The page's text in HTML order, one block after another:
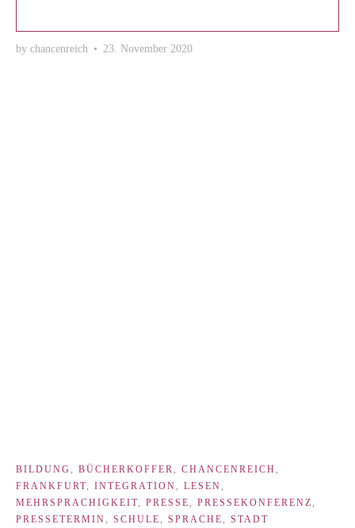
by chancenreich • 23. November 2020
BILDUNG , BÜCHERKOFFER, CHANCENREICH ,
FRANKFURT, INTEGRATION, LESEN,
MEHRSPRACHIGKEIT, PRESSE, PRESSEKONFERENZ,
PRESSETERMIN, SCHULE, SPRACHE, STADT